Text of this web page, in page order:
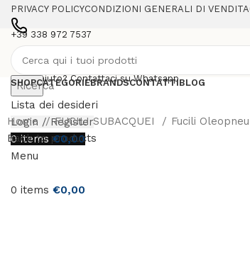
PRIVACY POLICYCONDIZIONI GENERALI DI VENDITA
+39 338 972 7537
Serve aiuto? Contattaci su Whatsapp
Ricerca
Lista dei desideri
Login / Register
0items €0,00
Menu
0 items €0,00
SHOPCATEGORIEBRANDSCONTATTIBLOG
Home FUCILI SUBACQUEI Fucili
Back to products